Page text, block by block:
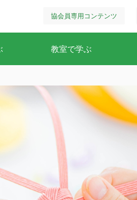
教室で学ぶ
協会員専用コンテンツ